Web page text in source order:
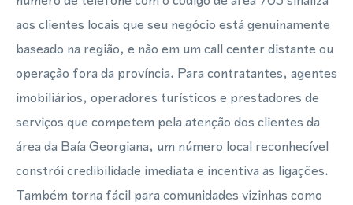
aos clientes locais que seu negócio está genuinamente
baseado na região, e não em um call center distante ou
operação fora da província. Para contratantes, agentes
imobiliários, operadores turísticos e prestadores de
serviços que competem pela atenção dos clientes da
área da Baía Georgiana, um número local reconhecível
constrói credibilidade imediata e incentiva as ligações.
Também torna fácil para comunidades vizinhas como